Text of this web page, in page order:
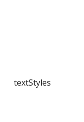
textStyles